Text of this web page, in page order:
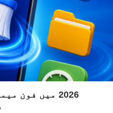
2026 میں